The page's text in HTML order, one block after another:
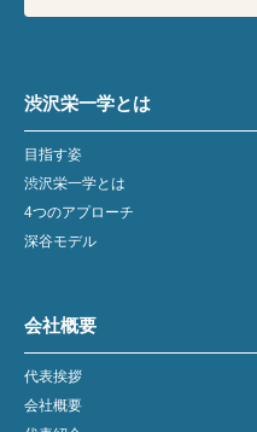
渋沢栄一学とは
目指す姿
渋沢栄一学とは
4つのアプローチ
深谷モデル
会社概要
代表挨拶
会社概要